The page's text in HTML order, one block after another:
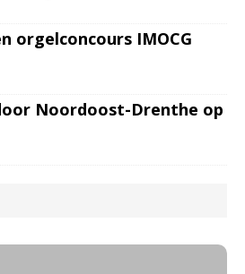
orgelconcours IMOCG
Noordoost-Drenthe op